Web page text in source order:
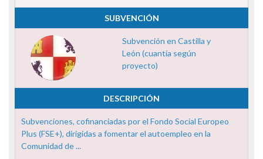
SUBVENCIÓN
Subvención en Castilla y
León (cuantía según
proyecto)
DESCRIPCIÓN
Subvenciones, cofinanciadas por el Fondo Social Europeo
Plus (FSE+), dirigidas a fomentar el autoempleo en la
Comunidad de ...